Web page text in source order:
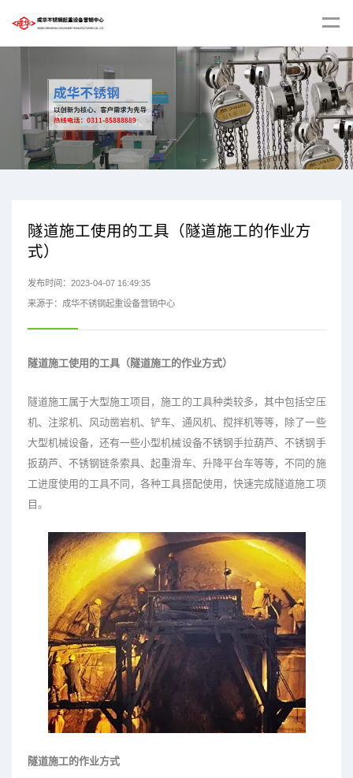
隧道施工使用的工具（隧道施工的作业方
式）
发布时间：2023-04-07 16:49:35
来源于：成华不锈钢起重设备营销中心
隧道施工使用的工具（隧道施工的作业方式）
隧道施工属于大型施工项目，施工的工具种类较多，其中包括空压
机、注浆机、风动凿岩机、铲车、通风机、搅拌机等等，除了一些
大型机械设备，还有一些小型机械设备不锈钢手拉葫芦、不锈钢手
扳葫芦、不锈钢链条索具、起重滑车、升降平台车等等，不同的施
工进度使用的工具不同，各种工具搭配使用，快速完成隧道施工项
目。
隧道施工的作业方式